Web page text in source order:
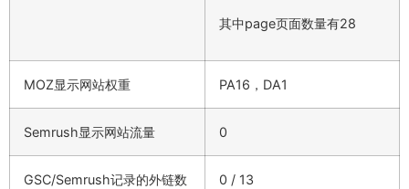
其中page页面数量有28
MOZ显示网站权重 PA16，DA1
Semrush显示网站流量 0
GSC/Semrush记录的外链数
0 / 13